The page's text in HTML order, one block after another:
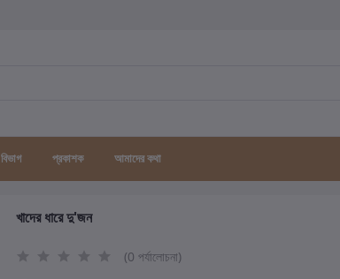
বিভাগ প্রকাশক আমাদের কথা
খাদের ধারে দু'জন
(0 পর্যালোচনা)